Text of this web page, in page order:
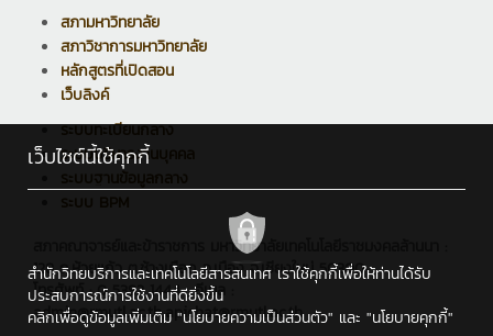
สภามหาวิทยาลัย
สภาวิชาการมหาวิทยาลัย
หลักสูตรที่เปิดสอน
เว็บลิงค์
ระบบทะเบียนกลาง
ระบบบริหารงานบุคคล
ระบบฐานข้อมูลกลาง
ระบบ BPM
สภาคณาจารย์และข้าราชการ มหาวิทยาลัยเทคโนโลยีราชมงคลล้านนา :
128 ถ.ห้วยแก้ว ต.ช้างเผือก อ.เมือง จ.เชียงใหม่ 50300
โทรศัพท์ : 0 5392 1444 , อีเมล :
admin@rmutl.ac.th,apichat@rmutl.ac.th
เว็บไซต์นี้ใช้คุกกี้
สำนักวิทยบริการและเทคโนโลยีสารสนเทศ เราใช้คุกกี้เพื่อให้ท่านได้รับ
ประสบการณ์การใช้งานที่ดียิ่งขึ้น
คลิกเพื่อดูข้อมูลเพิ่มเติม "นโยบายความเป็นส่วนตัว" และ "นโยบายคุกกี้"